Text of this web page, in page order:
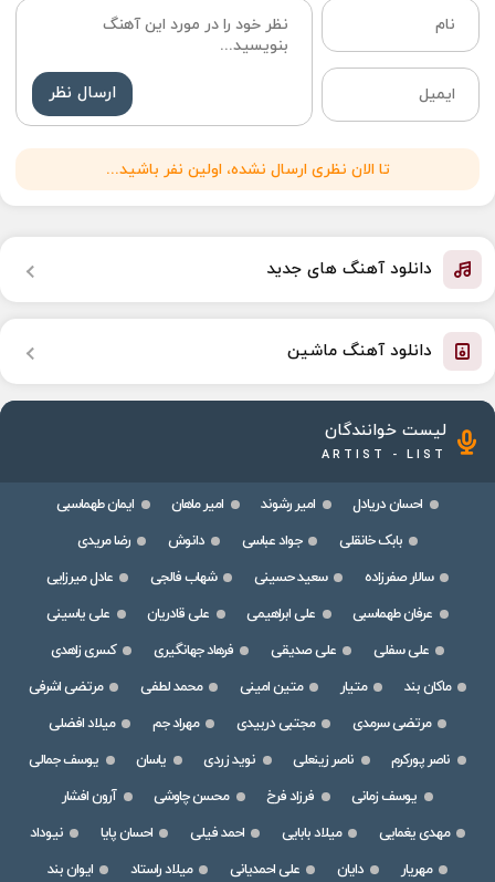
ارسال نظر
تا الان نظری ارسال نشده، اولین نفر باشید...
دانلود آهنگ های جدید
دانلود آهنگ ماشین
لیست خوانندگان
ARTIST - LIST
احسان دریادل امیر رشوند امیر ماهان
ایمان طهماسبی
بابک خانقلی
جواد عباسی دانوش
رضا مریدی
سالار صفرزاده
سعید حسینی شهاب فالجی
عادل میرزایی
عرفان طهماسبی
علی ابراهیمی علی قادریان
علی یاسینی
علی سفلی
علی صدیقی فرهاد جهانگیری
کسری زاهدی
ماکان بند
متیار متین امینی محمد لطفی
مرتضی اشرفی
مرتضی سرمدی
مجتبی دربیدی مهراد جم
میلاد افضلی
ناصر پورکرم
ناصر زینعلی نوید زردی یاسان
یوسف جمالی
یوسف زمانی
فرزاد فرخ محسن چاوشی
آرون افشار
مهدی یغمایی
میلاد بابایی احمد فیلی احسان پایا
نیوداد
مهریار
دایان علی احمدیانی میلاد راستاد
ایوان بند